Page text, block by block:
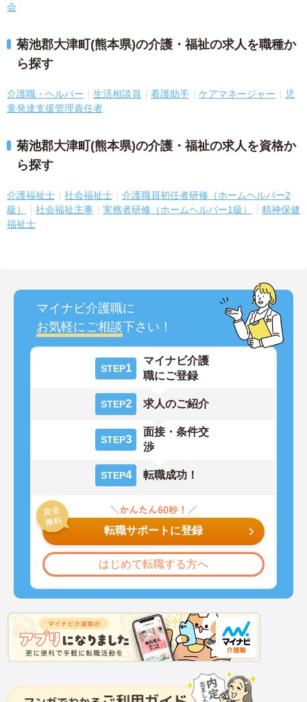
会
菊池郡大津町(熊本県)の介護・福祉の求人を職種か
ら探す
介護職・ヘルパー 生活相談員 看護助手 ケアマネージャー
児
童発達支援管理責任者
菊池郡大津町(熊本県)の介護・福祉の求人を資格か
ら探す
介護福祉士 社会福祉士
介護職員初任者研修（ホームヘルパー2
級）
社会福祉主事 実務者研修（ホームヘルパー1級）
精神保健
福祉士
マイナビ介護職に
お気軽にご相談下さい！
STEP1
マイナビ介護
職にご登録
STEP2 求人のご紹介
STEP3
面接・条件交
渉
STEP4 転職成功！
転職サポートに登録
はじめて転職する方へ